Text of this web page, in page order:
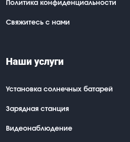
Политика конфиденциальности
Свяжитесь с нами
Наши услуги
Установка солнечных батарей
Зарядная станция
Видеонаблюдение